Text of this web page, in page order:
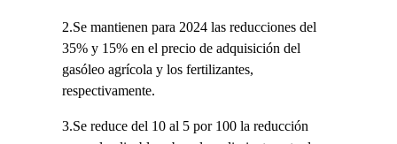
2.Se mantienen para 2024 las reducciones del
35% y 15% en el precio de adquisición del
gasóleo agrícola y los fertilizantes,
respectivamente.
3.Se reduce del 10 al 5 por 100 la reducción